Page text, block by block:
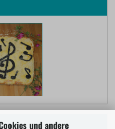
und andere